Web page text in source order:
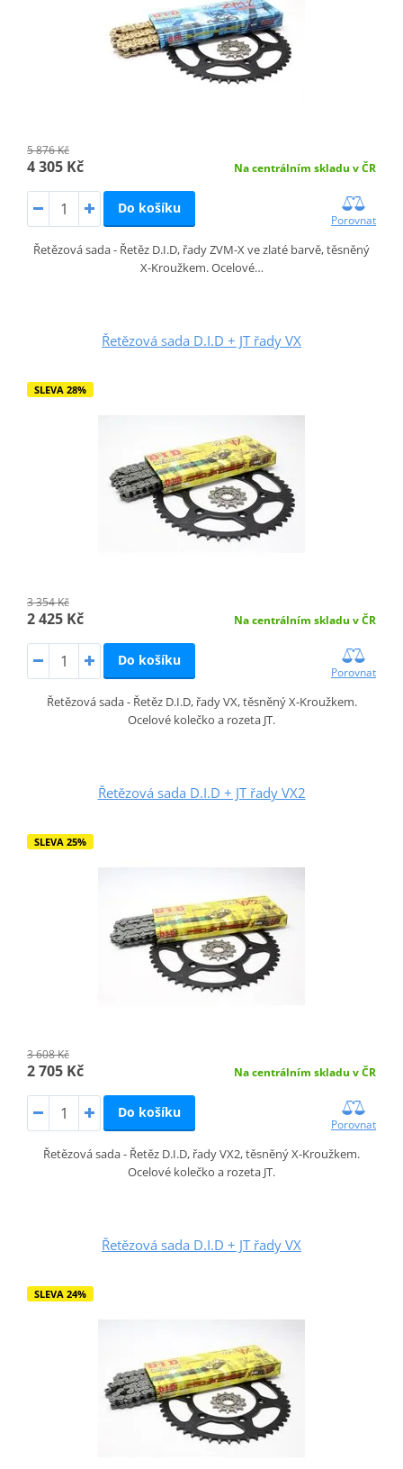
5 876 Kč
4 305 Kč Na centrálním skladu v ČR
Do košíku
Porovnat
Řetězová sada - Řetěz D.I.D, řady ZVM-X ve zlaté barvě, těsněný
X-Kroužkem. Ocelové…
Řetězová sada D.I.D + JT řady VX
SLEVA 28%
3 354 Kč
2 425 Kč Na centrálním skladu v ČR
Do košíku
Porovnat
Řetězová sada - Řetěz D.I.D, řady VX, těsněný X-Kroužkem.
Ocelové kolečko a rozeta JT.
Řetězová sada D.I.D + JT řady VX2
SLEVA 25%
3 608 Kč
2 705 Kč Na centrálním skladu v ČR
Do košíku
Porovnat
Řetězová sada - Řetěz D.I.D, řady VX2, těsněný X-Kroužkem.
Ocelové kolečko a rozeta JT.
Řetězová sada D.I.D + JT řady VX
SLEVA 24%